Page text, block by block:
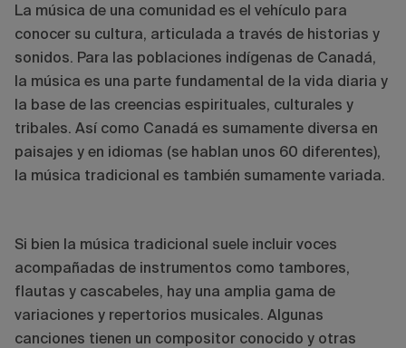
La música de una comunidad es el vehículo para
conocer su cultura, articulada a través de historias y
sonidos. Para las poblaciones indígenas de Canadá,
la música es una parte fundamental de la vida diaria y
la base de las creencias espirituales, culturales y
tribales. Así como Canadá es sumamente diversa en
paisajes y en idiomas (se hablan unos 60 diferentes),
la música tradicional es también sumamente variada.
Si bien la música tradicional suele incluir voces
acompañadas de instrumentos como tambores,
flautas y cascabeles, hay una amplia gama de
variaciones y repertorios musicales. Algunas
canciones tienen un compositor conocido y otras